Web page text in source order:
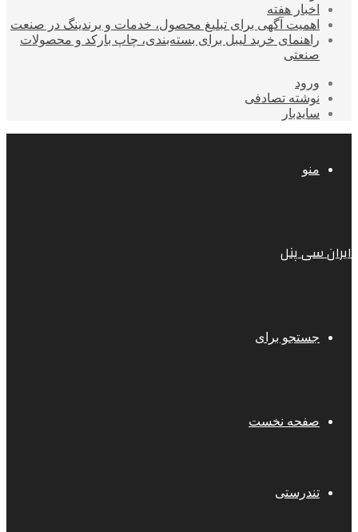
اخبار هفته
اهمیت آگهی برای تبلیغ محصول، خدمات و برندینگ در صنعت
راهنمای خرید لیبل برای بسته‌بندی، چاپ بارکد و محصولات
صنعتی
ورود
نوشته تصادفی
سایدبار
منو
ایران سی پنل
جستجو برای
صفحه نخست
تندرستی